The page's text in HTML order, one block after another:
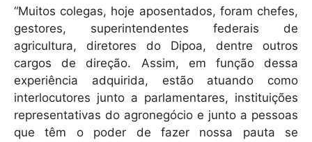
“Muitos colegas, hoje aposentados, foram chefes,
gestores, superintendentes federais de
agricultura, diretores do Dipoa, dentre outros
cargos de direção. Assim, em função dessa
experiência adquirida, estão atuando como
interlocutores junto a parlamentares, instituições
representativas do agronegócio e junto a pessoas
que têm o poder de fazer nossa pauta se